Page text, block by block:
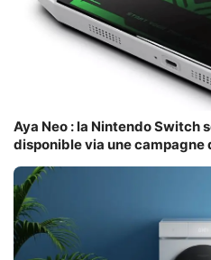
Aya Neo : la Nintendo Switch
disponible via une